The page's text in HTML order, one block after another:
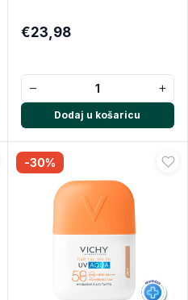
€23,98
− +
Dodaj u košaricu
-30%